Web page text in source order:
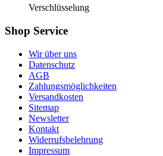
Verschlüsselung
Shop Service
Wir über uns
Datenschutz
AGB
Zahlungsmöglichkeiten
Versandkosten
Sitemap
Newsletter
Kontakt
Widerrufsbelehrung
Impressum